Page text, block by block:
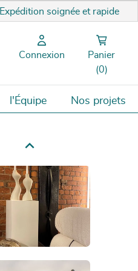
Expédition soignée et rapide
Connexion
Panier
(0)
Nos projets
l'Équipe